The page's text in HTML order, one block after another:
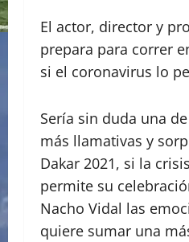
El actor, director y
prepara para correr
si el coronavirus lo
Sería sin duda una
más llamativas y
Dakar 2021, si la
permite su
Nacho Vidal las
quiere sumar una